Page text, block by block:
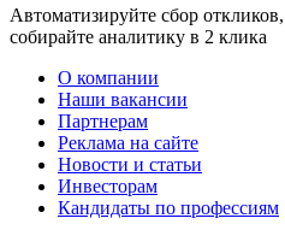
Автоматизируйте сбор
собирайте аналитику в 2 клика
О компании
Наши вакансии
Партнерам
Реклама на сайте
Новости и статьи
Инвесторам
Кандидаты по профессиям